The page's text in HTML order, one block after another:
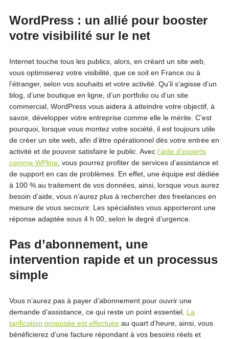
WordPress : un allié pour booster
votre visibilité sur le net
Internet touche tous les publics, alors, en créant un site web,
vous optimiserez votre visibilité, que ce soit en France ou à
l’étranger, selon vos souhaits et votre activité. Qu’il s’agisse d’un
blog, d’une boutique en ligne, d’un portfolio ou d’un site
commercial, WordPress vous aidera à atteindre votre objectif, à
savoir, développer votre entreprise comme elle le mérite. C’est
pourquoi, lorsque vous montez votre société, il est toujours utile
de créer un site web, afin d’être opérationnel dès votre entrée en
activité et de pouvoir satisfaire le public. Avec l’aide d’experts
comme WPline, vous pourrez profiter de services d’assistance et
de support en cas de problèmes. En effet, une équipe est dédiée
à 100 % au traitement de vos données, ainsi, lorsque vous aurez
besoin d’aide, vous n’aurez plus à rechercher des freelances en
mesure de vous secourir. Les spécialistes vous apporteront une
réponse adaptée sous 4 h 00, selon le degré d’urgence.
Pas d’abonnement, une
intervention rapide et un processus
simple
Vous n’aurez pas à payer d’abonnement pour ouvrir une
demande d’assistance, ce qui reste un point essentiel. La
tarification proposée est effectuéeau quart d’heure, ainsi, vous
bénéficierez d’une facture répondant à vos besoins réels et